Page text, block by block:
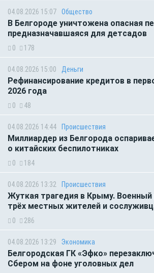
04.08.2026 15:07 Общество
В Белгороде уничтожена опасная
предназначавшаяся для детсадов
0 178
04.08.2026 15:00 Деньги
Рефинансирование кредитов в
2026 года
0 48
04.08.2026 14:44 Происшествия
Миллиардер из Белгорода
о китайских беспилотниках
0 184
04.08.2026 13:32 Происшествия
Жуткая трагедия в Крыму. Военный
трёх местных жителей и
0 286
04.08.2026 13:29 Экономика
Белгородская ГК «Эфко»
Сбером на фоне уголовных дел